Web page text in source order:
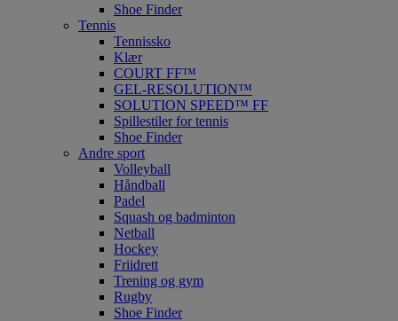
Shoe Finder
Tennis
Tennissko
Klær
COURT FF™
GEL-RESOLUTION™
SOLUTION SPEED™ FF
Spillestiler for tennis
Shoe Finder
Andre sport
Volleyball
Håndball
Padel
Squash og badminton
Netball
Hockey
Friidrett
Trening og gym
Rugby
Shoe Finder